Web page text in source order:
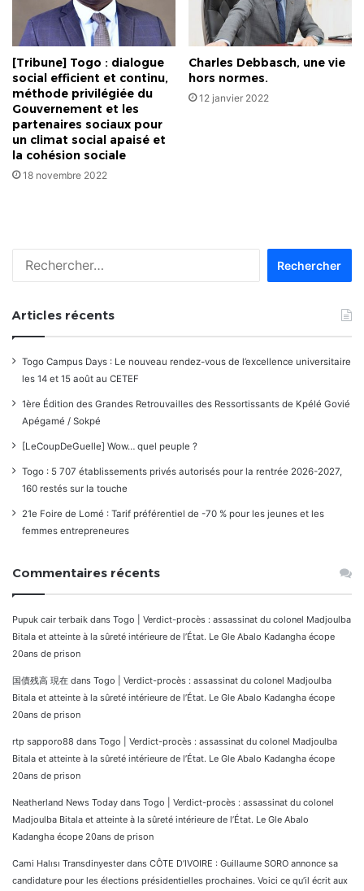
[Tribune] Togo : dialogue
social efficient et continu,
méthode privilégiée du
Gouvernement et les
partenaires sociaux pour
un climat social apaisé et
la cohésion sociale
18 novembre 2022
Charles Debbasch, une vie
hors normes.
12 janvier 2022
Articles récents
Togo Campus Days : Le nouveau rendez-vous de l’excellence universitaire
les 14 et 15 août au CETEF
1ère Édition des Grandes Retrouvailles des Ressortissants de Kpélé Govié
Apégamé / Sokpé
[LeCoupDeGuelle] Wow… quel peuple ?
Togo : 5 707 établissements privés autorisés pour la rentrée 2026-2027,
160 restés sur la touche
21e Foire de Lomé : Tarif préférentiel de -70 % pour les jeunes et les
femmes entrepreneures
Commentaires récents
Pupuk cair terbaik dans Togo | Verdict-procès : assassinat du colonel Madjoulba
Bitala et atteinte à la sûreté intérieure de l’État. Le Gle Abalo Kadangha écope
20ans de prison
国債残高 現在 dans Togo | Verdict-procès : assassinat du colonel Madjoulba
Bitala et atteinte à la sûreté intérieure de l’État. Le Gle Abalo Kadangha écope
20ans de prison
rtp sapporo88 dans Togo | Verdict-procès : assassinat du colonel Madjoulba
Bitala et atteinte à la sûreté intérieure de l’État. Le Gle Abalo Kadangha écope
20ans de prison
Neatherland News Today dans Togo | Verdict-procès : assassinat du colonel
Madjoulba Bitala et atteinte à la sûreté intérieure de l’État. Le Gle Abalo
Kadangha écope 20ans de prison
Cami Halısı Transdinyester dans CÔTE D’IVOIRE : Guillaume SORO annonce sa
candidature pour les élections présidentielles prochaines. Voici ce qu’il écrit aux